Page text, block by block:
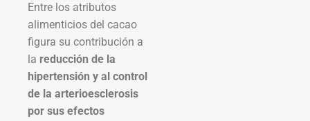
Entre los atributos
alimenticios del cacao
figura su contribución a
la reducción de la
hipertensión y al control
de la arterioesclerosis
por sus efectos